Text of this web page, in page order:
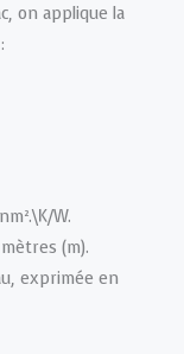
on applique la
W.
(m).
exprimée en